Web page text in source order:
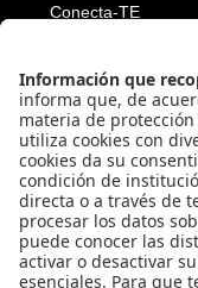
Conecta-TE
Emergencias:
Eventos
Mapa del Sitio
Multimedia
Noticias
Preguntas
Póliza estudiantil